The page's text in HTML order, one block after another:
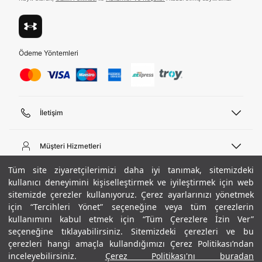
Tüm site ziyaretçilerimizi daha iyi tanımak, sitemizdeki
kullanıcı deneyimini kişiselleştirmek ve iyileştirmek için web
sitemizde çerezler kullanıyoruz. Çerez ayarlarınızı yönetmek
için “Tercihleri Yönet” seçeneğine veya tüm çerezlerin
kullanımını kabul etmek için “Tüm Çerezlere İzin Ver”
seçeneğine tıklayabilirsiniz. Sitemizdeki çerezleri ve bu
çerezleri hangi amaçla kullandığımızı Çerez Politikası’ndan
inceleyebilirsiniz.
Çerez Politikası'nı buradan
Ödeme Yöntemleri
İletişim
444 02 00
Pazartesi - Cuma 09:00 - 18:00
E-posta
bilgi@underarmour.com
Müşteri Hizmetleri
Sipariş Sorgulama
Bize Ulaşın
Teslimat Bilgileri
İşlem Rehberi
İade ve Değişimler
Sıkça Sorulan Sorular
Beden Rehberi
Hakkımızda
Ticari Bilgiler
Hükümler ve Koşullar
Gizlilik Politikası
Çerez Politikası
Kariyer
UA Sosyal Medya
Instagram
Facebook
Popüler Kategoriler